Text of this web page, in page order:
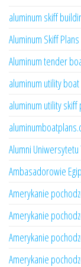
aluminum skiff
Aluminum Skiff Plans
Aluminum tender
aluminum utility
aluminum utility skiff
Alumni Uniwersytetu
Ambasadorowie
Amerykanie
Amerykanie
Amerykanie
Amerykanie